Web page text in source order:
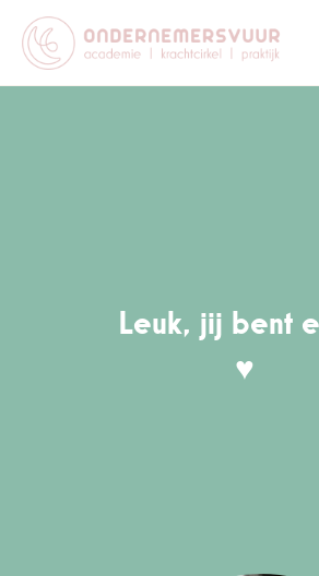
naar
inhoud
Leuk, jij bent
♥